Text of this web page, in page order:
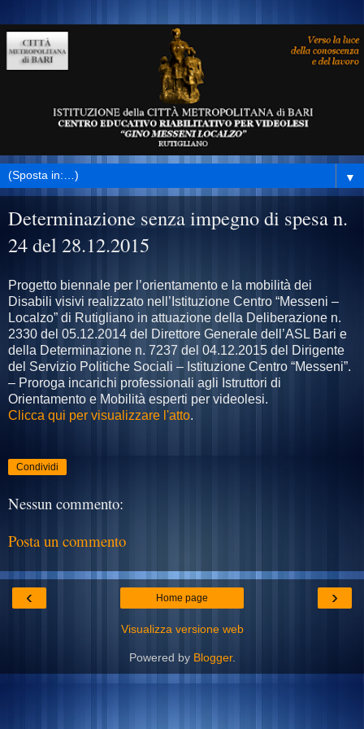
▼
Determinazione senza impegno di spesa n.
24 del 28.12.2015
Progetto biennale per l’orientamento e la mobilità dei
Disabili visivi realizzato nell’Istituzione Centro “Messeni –
Localzo” di Rutigliano in attuazione della Deliberazione n.
2330 del 05.12.2014 del Direttore Generale dell’ASL Bari e
della Determinazione n. 7237 del 04.12.2015 del Dirigente
del Servizio Politiche Sociali – Istituzione Centro “Messeni”.
– Proroga incarichi professionali agli Istruttori di
Orientamento e Mobilità esperti per videolesi.
Clicca qui per visualizzare l'atto.
Condividi
Nessun commento:
Posta un commento
‹ ›
Home page
Visualizza versione web
Powered by Blogger.